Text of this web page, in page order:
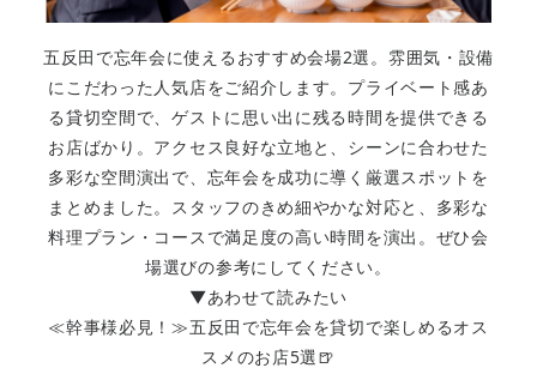
五反田で忘年会に使えるおすすめ会場2選。雰囲気・設備
にこだわった人気店をご紹介します。プライベート感あ
る貸切空間で、ゲストに思い出に残る時間を提供できる
お店ばかり。アクセス良好な立地と、シーンに合わせた
多彩な空間演出で、忘年会を成功に導く厳選スポットを
まとめました。スタッフのきめ細やかな対応と、多彩な
料理プラン・コースで満足度の高い時間を演出。ぜひ会
場選びの参考にしてください。
▼あわせて読みたい
≪幹事様必見！≫五反田で忘年会を貸切で楽しめるオス
スメのお店5選🍺